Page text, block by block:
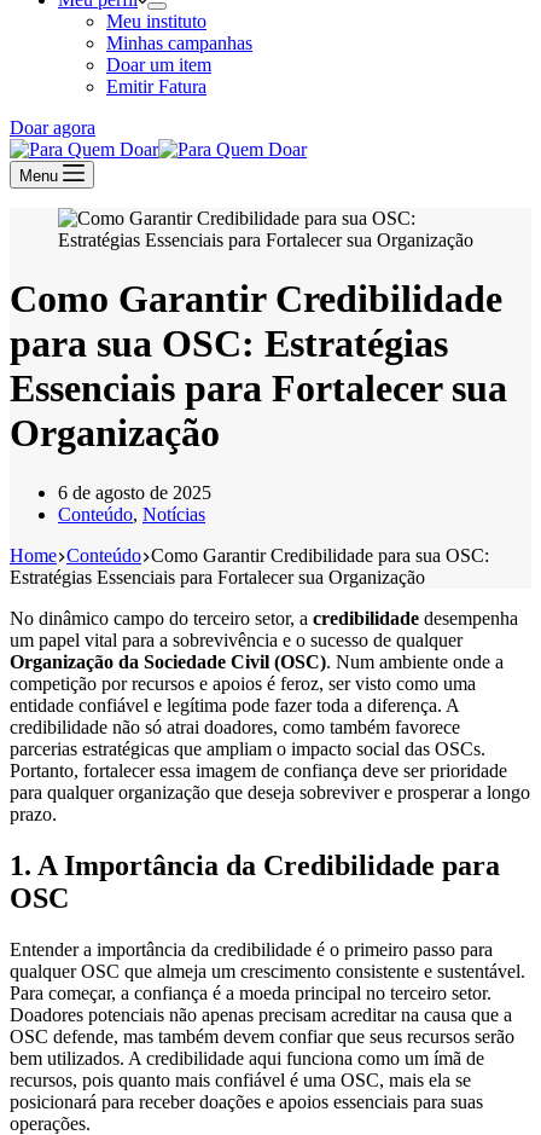
Meu instituto
Minhas campanhas
Doar um item
Emitir Fatura
Doar agora
Menu
Como Garantir Credibilidade
para sua OSC: Estratégias
Essenciais para Fortalecer sua
Organização
6 de agosto de 2025
Conteúdo, Notícias
Home Conteúdo Como Garantir Credibilidade para sua OSC:
Estratégias Essenciais para Fortalecer sua Organização
No dinâmico campo do terceiro setor, a credibilidade desempenha
um papel vital para a sobrevivência e o sucesso de qualquer
Organização da Sociedade Civil (OSC). Num ambiente onde a
competição por recursos e apoios é feroz, ser visto como uma
entidade confiável e legítima pode fazer toda a diferença. A
credibilidade não só atrai doadores, como também favorece
parcerias estratégicas que ampliam o impacto social das OSCs.
Portanto, fortalecer essa imagem de confiança deve ser prioridade
para qualquer organização que deseja sobreviver e prosperar a longo
prazo.
1. A Importância da Credibilidade para
OSC
Entender a importância da credibilidade é o primeiro passo para
qualquer OSC que almeja um crescimento consistente e sustentável.
Para começar, a confiança é a moeda principal no terceiro setor.
Doadores potenciais não apenas precisam acreditar na causa que a
OSC defende, mas também devem confiar que seus recursos serão
bem utilizados. A credibilidade aqui funciona como um ímã de
recursos, pois quanto mais confiável é uma OSC, mais ela se
posicionará para receber doações e apoios essenciais para suas
operações.